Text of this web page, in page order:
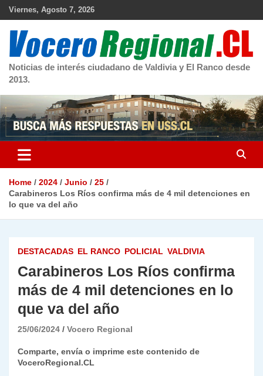
Skip
Viernes, Agosto 7, 2026
Noticias de interés ciudadano de Valdivia y El Ranco desde
2013.
Home 2024 Junio
25
Carabineros Los Ríos confirma más de 4 mil detenciones en
lo que va del año
DESTACADAS EL RANCO POLICIAL VALDIVIA
Carabineros Los Ríos confirma
más de 4 mil detenciones en lo
que va del año
25/06/2024 Vocero Regional
Comparte, envía o imprime este contenido de
VoceroRegional.CL